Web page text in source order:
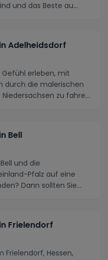
und das Beste au...
Adelheidsdorf
erleben, mit
durch die malerischen
zu fahre...
Bell
und die
Pfalz auf eine
Dann sollten Sie
Frielendorf
Frielendorf, Hessen,